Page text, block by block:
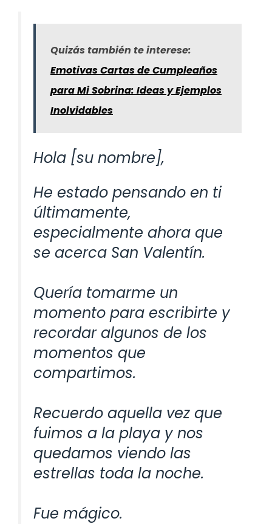
Quizás también te interese:
Emotivas Cartas de Cumpleaños
para Mi Sobrina: Ideas y Ejemplos
Inolvidables
Hola [su nombre],
He estado pensando en ti
últimamente,
especialmente ahora que
se acerca San Valentín.
Quería tomarme un
momento para escribirte y
recordar algunos de los
momentos que
compartimos.
Recuerdo aquella vez que
fuimos a la playa y nos
quedamos viendo las
estrellas toda la noche.
Fue mágico.